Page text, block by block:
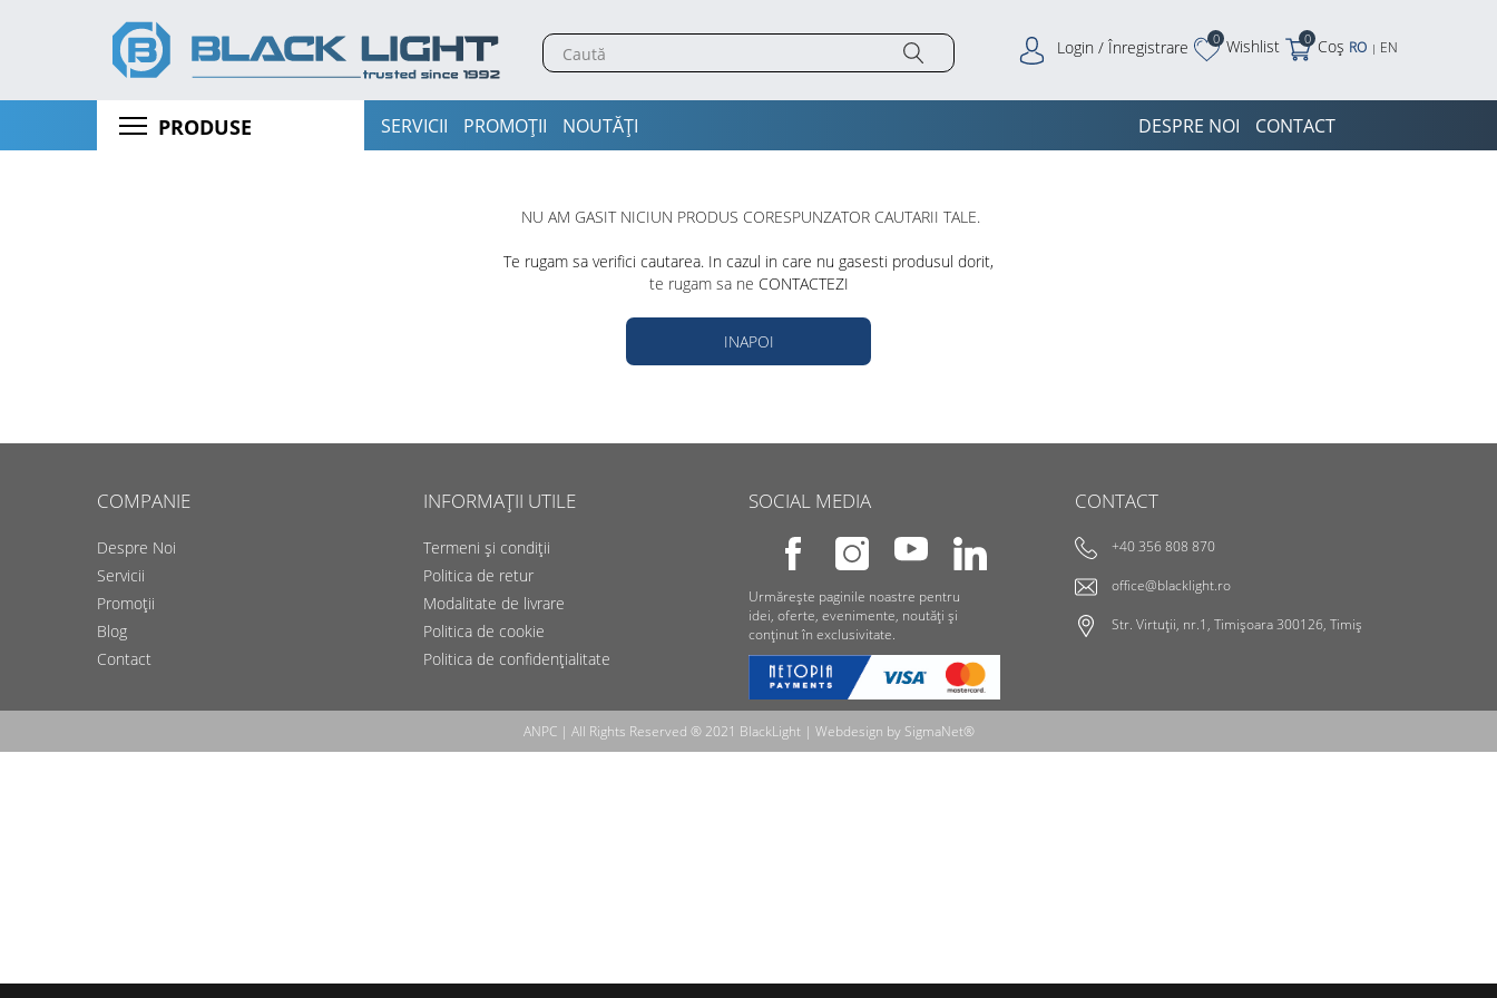
RO | EN
Coș
0
Wishlist
0
Login / Înregistrare
PRODUSE SERVICII PROMOȚII NOUTĂȚI DESPRE NOI CONTACT
NU AM GASIT NICIUN PRODUS CORESPUNZATOR CAUTARII TALE.
Te rugam sa verifici cautarea. In cazul in care nu gasesti produsul dorit,
te rugam sa ne CONTACTEZI
INAPOI
COMPANIE
Despre Noi
Servicii
Promoții
Blog
Contact
INFORMAȚII UTILE
Termeni și condiții
Politica de retur
Modalitate de livrare
Politica de cookie
Politica de confidențialitate
SOCIAL MEDIA
Urmărește paginile noastre pentru
idei, oferte, evenimente, noutăți și
conținut în exclusivitate.
CONTACT
+40 356 808 870
office@blacklight.ro
Str. Virtuții, nr.1, Timișoara 300126, Timiș
ANPC| All Rights Reserved ® 2021 BlackLight | Webdesign by SigmaNet®